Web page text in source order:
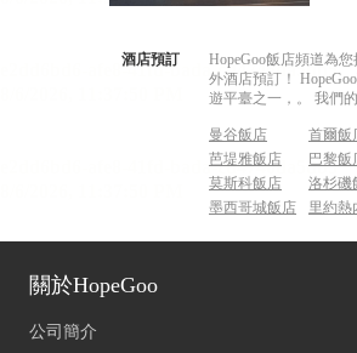
酒店預訂
HopeGoo飯店頻道為
外酒店預訂！
遊平臺之一，。 我們
曼谷飯店 首爾飯
芭堤雅飯店
巴黎飯
莫斯科飯店
洛杉磯
墨西哥城飯店
關於HopeGoo
公司簡介